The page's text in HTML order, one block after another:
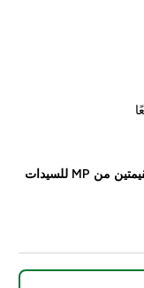
بنطال عدو Basics بساقين مستقيمتين من MP للسيدات